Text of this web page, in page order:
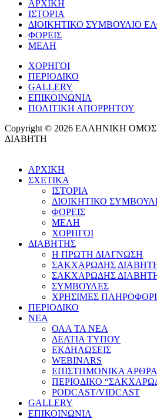
ΑΡΧΙΚΗ
ΙΣΤΟΡΙΑ
ΔΙΟΙΚΗΤΙΚΟ ΣΥΜΒΟΥΛΙΟ
ΦΟΡΕΙΣ
ΜΕΛΗ
ΧΟΡΗΓΟΙ
ΠΕΡΙΟΔΙΚΟ
GALLERY
ΕΠΙΚΟΙΝΩΝΙΑ
ΠΟΛΙΤΙΚΗ ΑΠΟΡΡΗΤΟΥ
Copyright © 2026 ΕΛΛΗΝΙΚΗ
ΔΙΑΒΗΤΗ
ΑΡΧΙΚΗ
ΣΧΕΤΙΚΑ
ΙΣΤΟΡΙΑ
ΔΙΟΙΚΗΤΙΚΟ
ΦΟΡΕΙΣ
ΜΕΛΗ
ΧΟΡΗΓΟΙ
ΔΙΑΒΗΤΗΣ
Η ΠΡΩΤΗ ΔΙΑΓΝΩΣΗ
ΣΑΚΧΑΡΩΔΗΣ
ΣΑΚΧΑΡΩΔΗΣ
ΣΥΜΒΟΥΛΕΣ
ΧΡΗΣΙΜΕΣ
ΠΕΡΙΟΔΙΚΟ
ΝΕΑ
ΟΛΑ ΤΑ ΝΕΑ
ΔΕΛΤΙΑ ΤΥΠΟΥ
ΕΚΔΗΛΩΣΕΙΣ
WEBINARS
ΕΠΙΣΤΗΜΟΝΙΚΑ ΑΡΘΡΑ
ΠΕΡΙΟΔΙΚΟ
PODCAST/VIDCAST
GALLERY
ΕΠΙΚΟΙΝΩΝΙΑ